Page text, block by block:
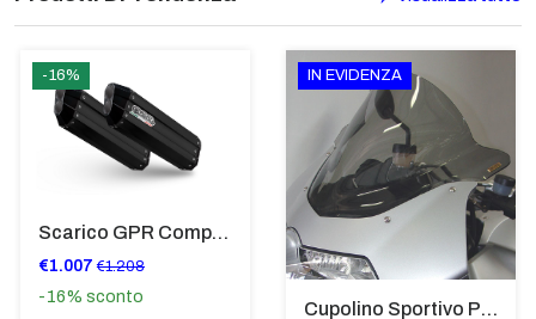
-16%
Scarico GPR Compatibile Con Bmw K 1600 Gt 2017-2021 - Hyper Sonic Black Titanium
€1.007 €1.208
-16% sconto
IN EVIDENZA
Cupolino Sportivo Per Bmw K 1200 R Sport 2005-07 TRASPARENTE - Sc967-T